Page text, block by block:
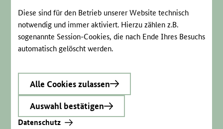
Diese sind für den Betrieb unserer Website technisch
notwendig und immer aktiviert. Hierzu zählen z.B.
sogenannte Session-Cookies, die nach Ende Ihres Besuchs
automatisch gelöscht werden.
Alle Cookies zulassen
Auswahl bestätigen
Datenschutz